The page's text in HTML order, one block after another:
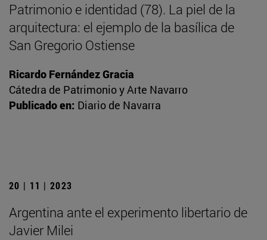
Patrimonio e identidad (78). La piel de la
arquitectura: el ejemplo de la basílica de
San Gregorio Ostiense
Ricardo Fernández Gracia
Cátedra de Patrimonio y Arte Navarro
Publicado en: Diario de Navarra
20 | 11 | 2023
Argentina ante el experimento libertario de
Javier Milei